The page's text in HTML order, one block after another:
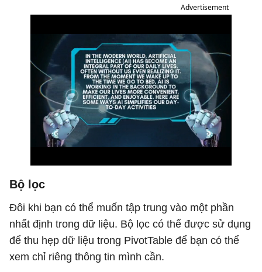
Advertisement
Bộ lọc
Đôi khi bạn có thể muốn tập trung vào một phần
nhất định trong dữ liệu. Bộ lọc có thể được sử dụng
để thu hẹp dữ liệu trong PivotTable để bạn có thể
xem chỉ riêng thông tin mình cần.